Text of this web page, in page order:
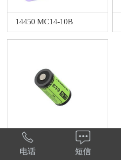
14450 MC14-10B
16310 MC16-7B
电话 短信